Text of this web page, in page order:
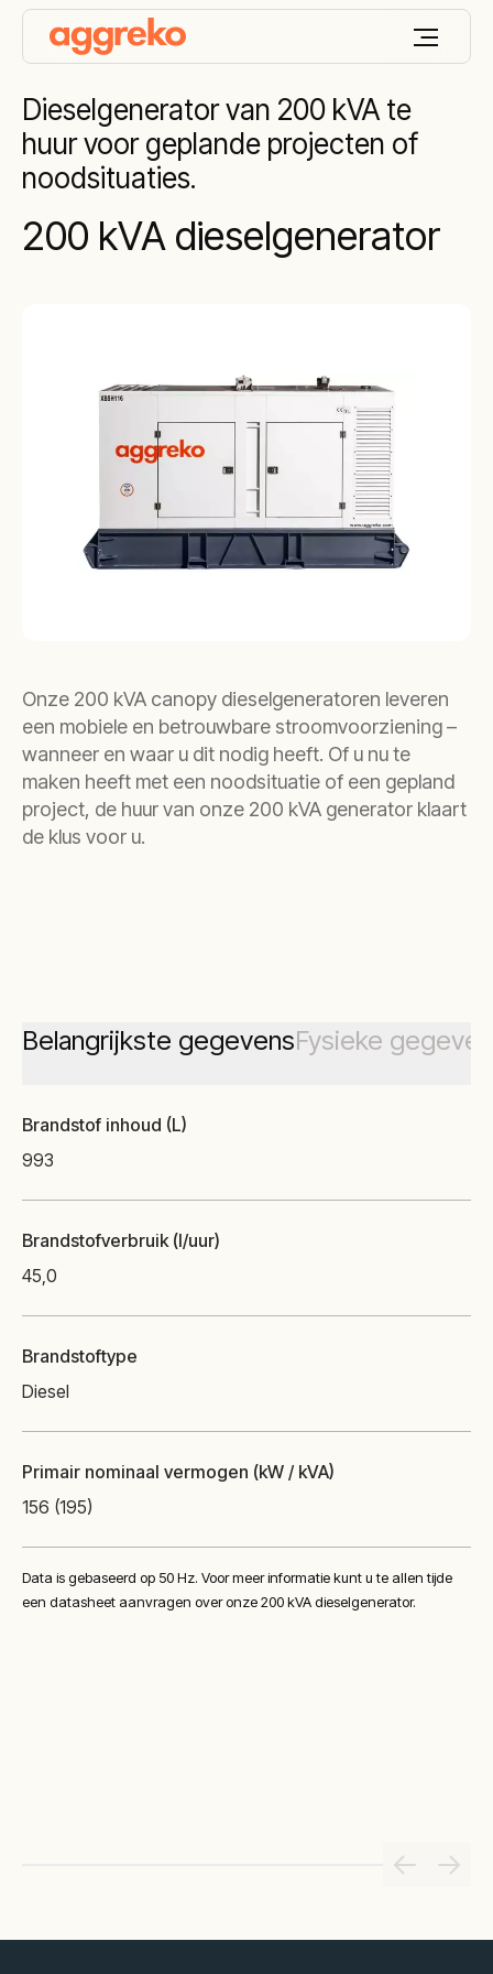
Dieselgenerator van 200 kVA te
huur voor geplande projecten of
noodsituaties.
200 kVA dieselgenerator
Onze 200 kVA canopy dieselgeneratoren leveren
een mobiele en betrouwbare stroomvoorziening –
wanneer en waar u dit nodig heeft. Of u nu te
maken heeft met een noodsituatie of een gepland
project, de huur van onze 200 kVA generator klaart
de klus voor u.
Belangrijkste gegevensFysieke
Brandstof inhoud (L)
993
Brandstofverbruik (l/uur)
45,0
Brandstoftype
Diesel
Primair nominaal vermogen (kW / kVA)
156 (195)
Data is gebaseerd op 50 Hz. Voor meer informatie kunt u te allen tijde
een datasheet aanvragen over onze 200 kVA dieselgenerator.